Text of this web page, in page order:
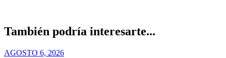
También podría interesarte...
AGOSTO 6, 2026